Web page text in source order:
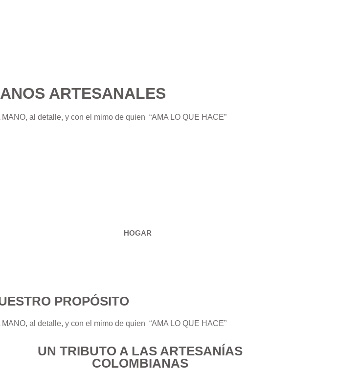
ARTESANALES
al detalle, y con el mimo de quien “AMA LO QUE HACE”
HOGAR
PROPÓSITO
al detalle, y con el mimo de quien “AMA LO QUE HACE”
UN TRIBUTO A LAS ARTESANÍAS
COLOMBIANAS